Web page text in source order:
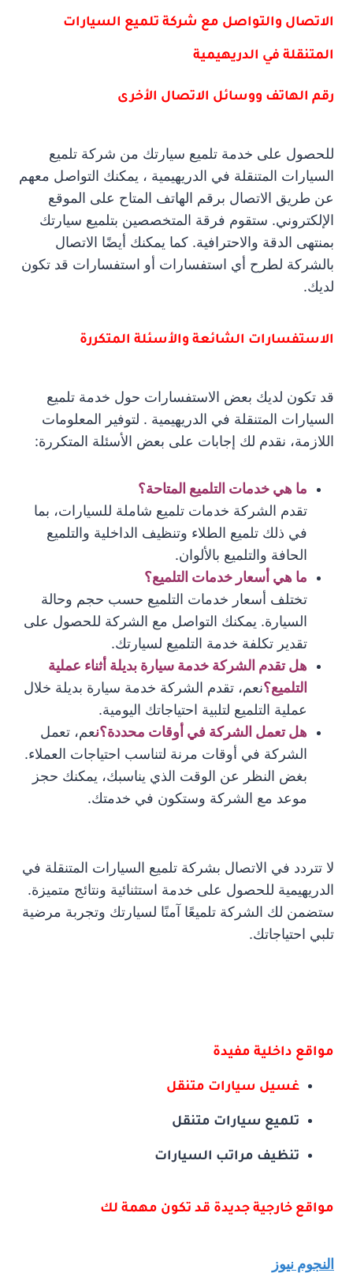
الاتصال والتواصل مع شركة تلميع السيارات
المتنقلة في الدريهيمية
رقم الهاتف ووسائل الاتصال الأخرى
للحصول على خدمة تلميع سيارتك من شركة تلميع
السيارات المتنقلة في الدريهيمية ، يمكنك التواصل معهم
عن طريق الاتصال برقم الهاتف المتاح على الموقع
الإلكتروني. ستقوم فرقة المتخصصين بتلميع سيارتك
بمنتهى الدقة والاحترافية. كما يمكنك أيضًا الاتصال
بالشركة لطرح أي استفسارات أو استفسارات قد تكون
لديك.
الاستفسارات الشائعة والأسئلة المتكررة
قد تكون لديك بعض الاستفسارات حول خدمة تلميع
السيارات المتنقلة في الدريهيمية . لتوفير المعلومات
اللازمة، نقدم لك إجابات على بعض الأسئلة المتكررة:
ما هي خدمات التلميع المتاحة؟
تقدم الشركة خدمات تلميع شاملة للسيارات، بما
في ذلك تلميع الطلاء وتنظيف الداخلية والتلميع
الحافة والتلميع بالألوان.
ما هي أسعار خدمات التلميع؟
تختلف أسعار خدمات التلميع حسب حجم وحالة
السيارة. يمكنك التواصل مع الشركة للحصول على
تقدير تكلفة خدمة التلميع لسيارتك.
هل تقدم الشركة خدمة سيارة بديلة أثناء عملية
التلميع؟نعم، تقدم الشركة خدمة سيارة بديلة خلال
عملية التلميع لتلبية احتياجاتك اليومية.
هل تعمل الشركة في أوقات محددة؟نعم، تعمل
الشركة في أوقات مرنة لتناسب احتياجات العملاء.
بغض النظر عن الوقت الذي يناسبك، يمكنك حجز
موعد مع الشركة وستكون في خدمتك.
لا تتردد في الاتصال بشركة تلميع السيارات المتنقلة في
الدريهيمية للحصول على خدمة استثنائية ونتائج متميزة.
ستضمن لك الشركة تلميعًا آمنًا لسيارتك وتجربة مرضية
تلبي احتياجاتك.
مواقع داخلية مفيدة
غسيل سيارات متنقل
تلميع سيارات متنقل
تنظيف مراتب السيارات
مواقع خارجية جديدة قد تكون مهمة لك
النجوم نيوز